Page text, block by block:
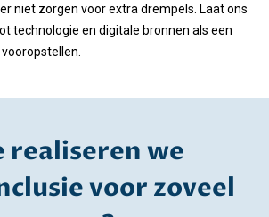
niet zorgen voor extra drempels. Laat ons
technologie en digitale bronnen als een
realiseren we
voor zoveel